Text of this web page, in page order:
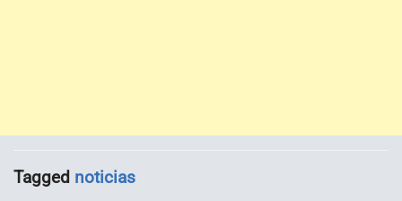
Tagged noticias